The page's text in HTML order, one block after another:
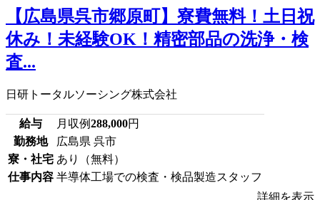
【広島県呉市郷原町】寮費無料！土日祝
休み！未経験OK！精密部品の洗浄・検
査...
日研トータルソーシング株式会社
給与 月収例288,000円
勤務地
広島県 呉市
寮・社宅 あり（無料）
仕事内容 半導体工場での検査・検品製造スタッフ
詳細を表示